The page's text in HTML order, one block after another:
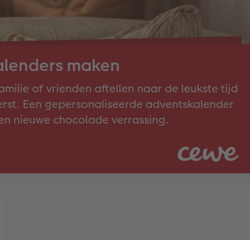
maken
of vrienden aftellen naar de leukste tijd
Een gepersonaliseerde adventskalender
nieuwe chocolade verrassing.